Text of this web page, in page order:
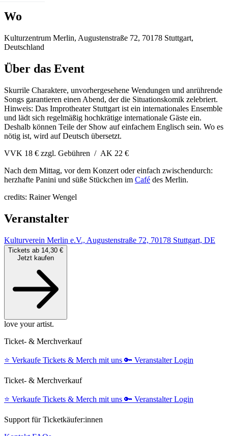
Wo
Kulturzentrum Merlin, Augustenstraße 72, 70178 Stuttgart,
Deutschland
Über das Event
Skurrile Charaktere, unvorhergesehene Wendungen und anrührende
Songs garantieren einen Abend, der die Situationskomik zelebriert.
Hinweis: Das Improtheater Stuttgart ist ein internationales Ensemble
und lädt sich regelmäßig hochkrätige internationale Gäste ein.
Deshalb können Teile der Show auf einfachem Englisch sein. Wo es
nötig ist, wird auf Deutsch übersetzt.
VVK 18 € zzgl. Gebühren / AK 22 €
Nach dem Mittag, vor dem Konzert oder einfach zwischendurch:
herzhafte Panini und süße Stückchen im Café des Merlin.
credits: Rainer Wengel
Veranstalter
Kulturverein Merlin e.V., Augustenstraße 72, 70178 Stuttgart, DE
Tickets ab 14,30 €
Jetzt kaufen
love your artist.
Ticket- & Merchverkauf
⭐️ Verkaufe Tickets & Merch mit uns 🔑 Veranstalter Login
Ticket- & Merchverkauf
⭐️ Verkaufe Tickets & Merch mit uns 🔑 Veranstalter Login
Support für Ticketkäufer:innen